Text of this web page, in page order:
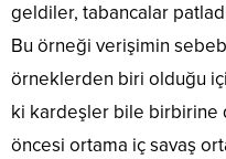
geldiler, tabancalar
Bu örneği verişimin
örneklerden biri olduğu
ki kardeşler bile birbirine
öncesi ortama iç savaş